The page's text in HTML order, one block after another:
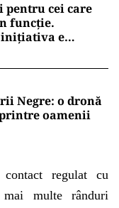
pentru cei care
funcție.
inițiativa e
Negre: o dronă
oamenii
regulat cu
multe rânduri